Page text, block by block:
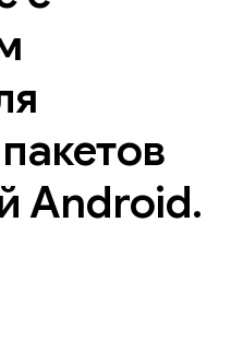
Android.